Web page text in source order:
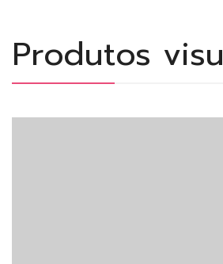
Produtos